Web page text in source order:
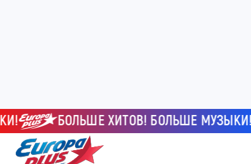
БОЛЬШЕ ХИТОВ! БОЛЬШЕ МУЗЫКИ!